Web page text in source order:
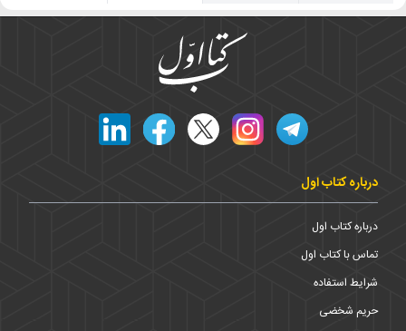
درباره کتاب اول
درباره کتاب اول
تماس با کتاب اول
شرایط استفاده
حریم شخضی